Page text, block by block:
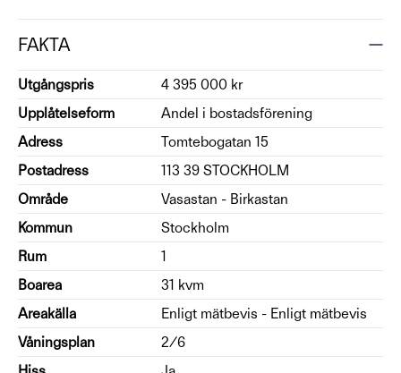
FAKTA
Utgångspris
4 395 000 kr
Upplåtelseform
Andel i bostadsförening
Adress
Tomtebogatan 15
Postadress
113 39 STOCKHOLM
Område
Vasastan - Birkastan
Kommun
Stockholm
Rum
1
Boarea
31 kvm
Areakälla
Enligt mätbevis - Enligt mätbevis
Våningsplan
2/6